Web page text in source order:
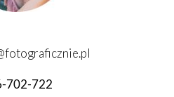
702-722